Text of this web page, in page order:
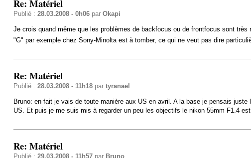
Re: Matériel
Publié : 28.03.2008 - 0h06par Okapi
Je crois quand même que les problèmes de backfocus ou de frontfocus sont
"G" par exemple chez Sony-Minolta est à tomber, ce qui ne veut pas dire
Re: Matériel
Publié : 28.03.2008 - 11h18par tyranael
Bruno: en fait je vais de toute manière aux US en avril. A la base je pensais
US. Et puis je me suis mis à regarder un peu les objectifs le nikon 55mm F1.4
Re: Matériel
Publié : 29.03.2008 - 11h57par Bruno